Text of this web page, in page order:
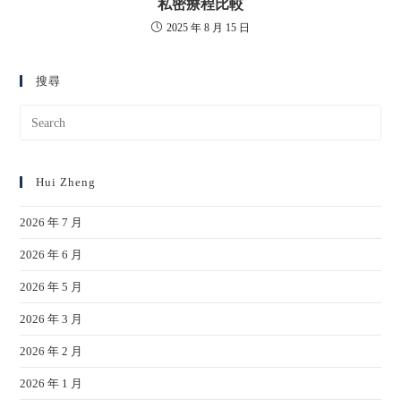
私密療程比較
2025 年 8 月 15 日
搜尋
Hui Zheng
2026 年 7 月
2026 年 6 月
2026 年 5 月
2026 年 3 月
2026 年 2 月
2026 年 1 月